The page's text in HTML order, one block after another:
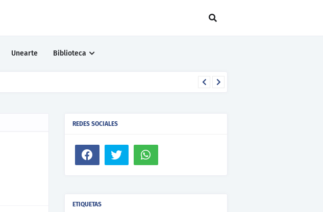
Unearte Biblioteca
REDES SOCIALES
ETIQUETAS